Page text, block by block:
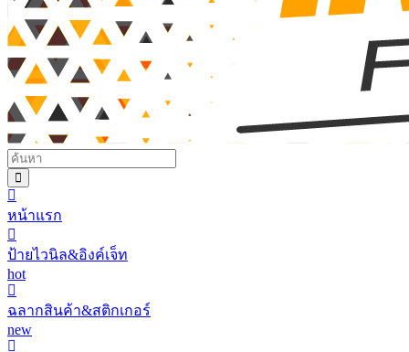
หน้าแรก
ป้ายไวนิล&อิงค์เจ็ท
hot
ฉลากสินค้า&สติกเกอร์
new